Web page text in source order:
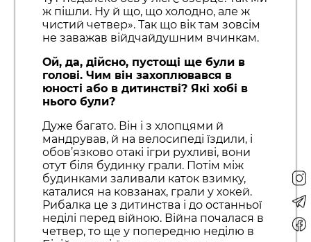
ж пішли. Ну й що, що холодно, але ж
чистий четвер». Так що вік там зовсім
не заважав війдчайдушним вчинкам.
Ой, да, дійсно, пустощі ще були в
голові. Чим він захоплювався в
юності або в дитинстві? Які хобі в
нього були?
Дуже багато. Він і з хлопцями й
мандрував, й на велосипеді їздили, і
обов’язково отакі ігри рухливі, вони
отут біля будинку грали. Потім між
будинками заливали каток взимку,
каталися на ковзанах, грали у хокей.
Рибалка це з дитинства і до останньої
неділі перед війною. Війна почалася в
четвер, то ще у попередню неділю в